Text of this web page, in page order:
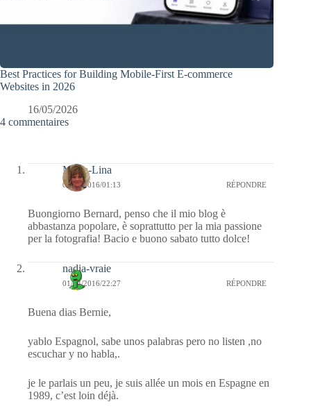
Best Practices for Building Mobile-First E-commerce
Websites in 2026
16/05/2026
4 commentaires
Maria-Lina
02/04/2016/01:13 RÉPONDRE
Buongiorno Bernard, penso che il mio blog è
abbastanza popolare, è soprattutto per la mia passione
per la fotografia! Bacio e buono sabato tutto dolce!
nadia-vraie
01/04/2016/22:27 RÉPONDRE
Buena dias Bernie,
yablo Espagnol, sabe unos palabras pero no listen ,no
escuchar y no habla,.
je le parlais un peu, je suis allée un mois en Espagne en
1989, c’est loin déjà.